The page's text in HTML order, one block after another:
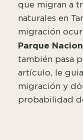
que migran a
naturales en
migración
Parque
también pasa
artículo, le
migración y
probabilidad